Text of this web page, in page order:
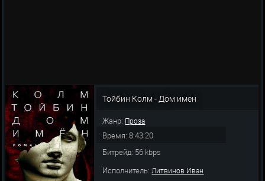
Тойбин Колм - Дом имен
Жанр: Проза
Время: 8:43:20
Битрейд: 56 kbps
Исполнитель:Литвинов Иван